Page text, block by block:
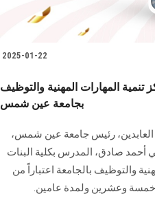
2025-01-22
تنمية المهارات المهنية والتوظيف
بجامعة عين شمس
العابدين، رئيس جامعة عين شمس،
أحمد صادق، المدرس بكلية البنات
والتوظيف بالجامعة اعتباراً من
وخمسة وعشرين ‏ولمدة عامين.‏